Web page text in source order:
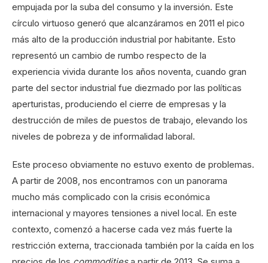
empujada por la suba del consumo y la inversión. Este
círculo virtuoso generó que alcanzáramos en 2011 el pico
más alto de la producción industrial por habitante. Esto
representó un cambio de rumbo respecto de la
experiencia vivida durante los años noventa, cuando gran
parte del sector industrial fue diezmado por las políticas
aperturistas, produciendo el cierre de empresas y la
destrucción de miles de puestos de trabajo, elevando los
niveles de pobreza y de informalidad laboral.
Este proceso obviamente no estuvo exento de problemas.
A partir de 2008, nos encontramos con un panorama
mucho más complicado con la crisis económica
internacional y mayores tensiones a nivel local. En este
contexto, comenzó a hacerse cada vez más fuerte la
restricción externa, traccionada también por la caída en los